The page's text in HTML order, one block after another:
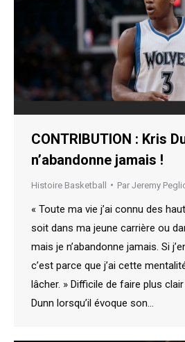
CONTRIBUTION : Kris
n’abandonne jamais !
Histoire Basketball Par Jeremy
« Toute ma vie j’ai connu des
soit dans ma jeune carrière ou
mais je n’abandonne jamais. Si
c’est parce que j’ai cette
lâcher. » Difficile de faire plus
Dunn lorsqu’il évoque son…